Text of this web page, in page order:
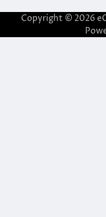
Copyright © 2026